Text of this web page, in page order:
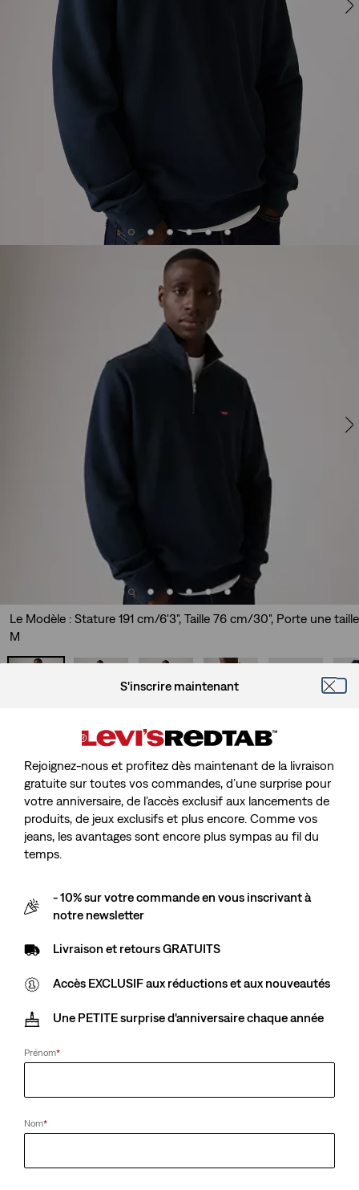
Le Modèle : Stature 191 cm/6'3", Taille 76 cm/30", Porte une taille
M
Pull Col Camionneur Original Housemark
Sale
price
is
33,00 €
Original
Price
Was
65,00 €
Livraison gratuitepour les membres Red Tab™
Was
Blazer Navy - Bleu
Taille
XS
Guide des tailles
S'inscrire maintenant
Rejoignez-nous et profitez dès maintenant de la livraison
gratuite sur toutes vos commandes, d’une surprise pour
votre anniversaire, de l’accès exclusif aux lancements de
produits, de jeux exclusifs et plus encore. Comme vos
jeans, les avantages sont encore plus sympas au fil du
temps.
- 10% sur votre commande en vous inscrivant à
notre newsletter
Livraison et retours GRATUITS
Accès EXCLUSIF aux réductions et aux nouveautés
Une PETITE surprise d'anniversaire chaque année
Prénom*
Nom*